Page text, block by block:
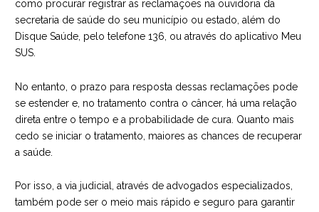
como procurar registrar as reclamações na ouvidoria da
secretaria de saúde do seu município ou estado, além do
Disque Saúde, pelo telefone 136, ou através do aplicativo Meu
SUS.
No entanto, o prazo para resposta dessas reclamações pode
se estender e, no tratamento contra o câncer, há uma relação
direta entre o tempo e a probabilidade de cura. Quanto mais
cedo se iniciar o tratamento, maiores as chances de recuperar
a saúde.
Por isso, a via judicial, através de advogados especializados,
também pode ser o meio mais rápido e seguro para garantir